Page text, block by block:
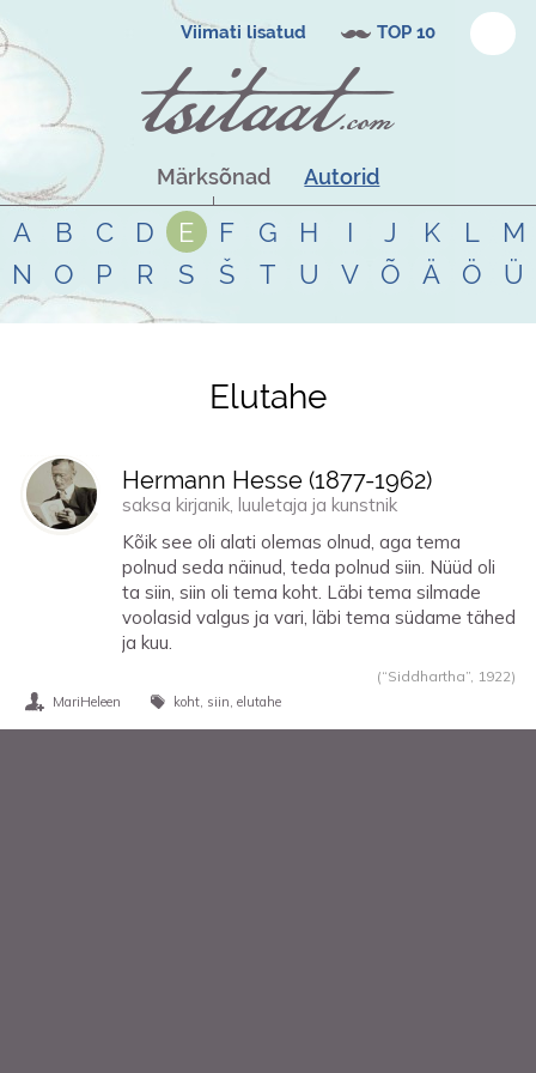
Viimati lisatud TOP 10
Märksõnad Autorid
A B C D E F G H I J K L
M
N
O P R S Š T U V Õ Ä Ö Ü
Tsitaadid teemalelutahe
Elutahe
Hermann Hesse (1877-1962)
saksa kirjanik, luuletaja ja kunstnik
Kõik see oli alati olemas olnud, aga tema
polnud seda näinud, teda polnud siin. Nüüd oli
ta siin, siin oli tema koht. Läbi tema silmade
voolasid valgus ja vari, läbi tema südame tähed
ja kuu.
(“Siddhartha”, 1922)
MariHeleen koht siin elutahe